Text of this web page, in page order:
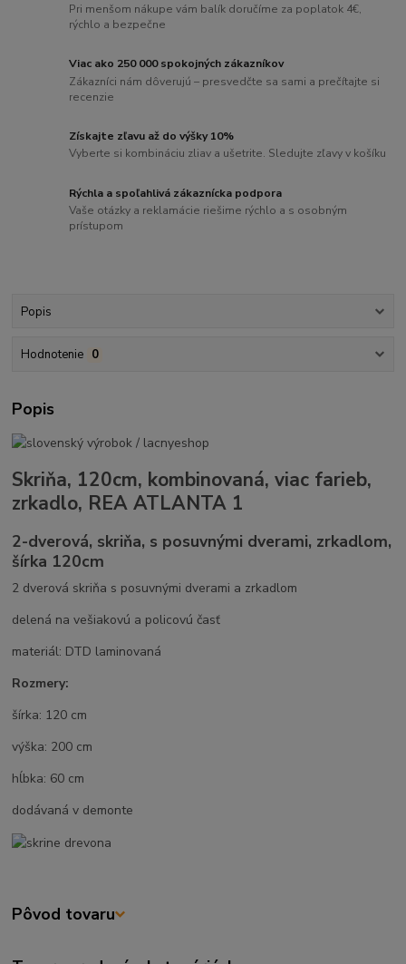
Pri menšom nákupe vám balík doručíme za poplatok 4€,
rýchlo a bezpečne
Viac ako 250 000 spokojných zákazníkov
Zákazníci nám dôverujú – presvedčte sa sami a prečítajte si
recenzie
Získajte zľavu až do výšky 10%
Vyberte si kombináciu zliav a ušetrite. Sledujte zľavy v košíku
Rýchla a spoľahlivá zákaznícka podpora
Vaše otázky a reklamácie riešime rýchlo a s osobným
prístupom
Popis
Hodnotenie 0
Popis
Skriňa, 120cm, kombinovaná, viac farieb,
zrkadlo, REA ATLANTA 1
2-dverová, skriňa, s posuvnými dverami, zrkadlom,
šírka 120cm
2 dverová skriňa s posuvnými dverami a zrkadlom
delená na vešiakovú a policovú časť
materiál: DTD laminovaná
Rozmery:
šírka: 120 cm
výška: 200 cm
hĺbka: 60 cm
dodávaná v demonte
Pôvod tovaru